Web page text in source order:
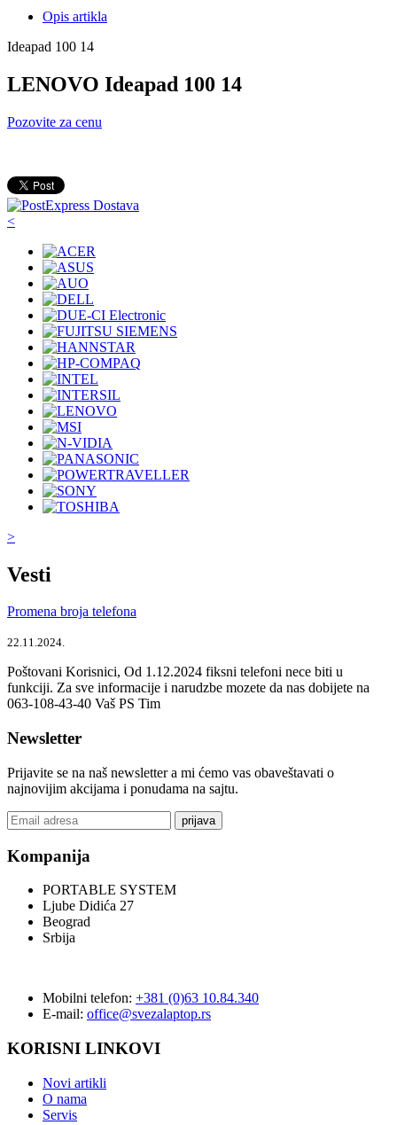
Opis artikla
Ideapad 100 14
LENOVO Ideapad 100 14
Pozovite za cenu
<
>
Vesti
Promena broja telefona
22.11.2024.
Poštovani Korisnici, Od 1.12.2024 fiksni telefoni nece biti u
funkciji. Za sve informacije i narudzbe mozete da nas dobijete na
063-108-43-40 Vaš PS Tim
Newsletter
Prijavite se na naš newsletter a mi ćemo vas obaveštavati o
najnovijim akcijama i ponudama na sajtu.
prijava
Kompanija
PORTABLE SYSTEM
Ljube Didića 27
Beograd
Srbija
Mobilni telefon: +381 (0)63 10.84.340
E-mail: office@svezalaptop.rs
KORISNI LINKOVI
Novi artikli
O nama
Servis